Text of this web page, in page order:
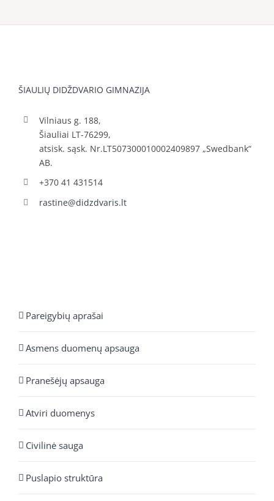
ŠIAULIŲ DIDŽDVARIO GIMNAZIJA
Vilniaus g. 188,
Šiauliai LT-76299,
atsisk. sąsk. Nr.LT507300010002409897 „Swedbank“
AB.
+370 41 431514
rastine@didzdvaris.lt
Pareigybių aprašai
Asmens duomenų apsauga
Pranešėjų apsauga
Atviri duomenys
Civilinė sauga
Puslapio struktūra